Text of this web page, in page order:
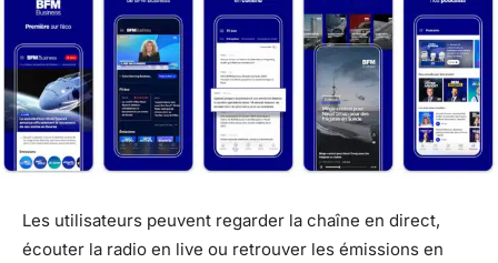
Les utilisateurs peuvent regarder la chaîne en direct,
écouter la radio en live ou retrouver les émissions en